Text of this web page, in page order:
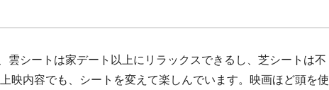
雲シートは家デート以上にリラックスできるし、芝シートは不
映内容でも、シートを変えて楽しんでいます。映画ほど頭を使